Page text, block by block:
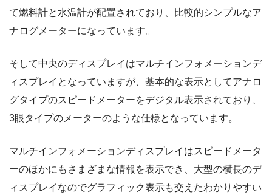
て燃料計と水温計が配置されており、比較的シンプルなア
ナログメーターになっています。
そして中央のディスプレイはマルチインフォメーションデ
ィスプレイとなっていますが、基本的な表示としてアナロ
グタイプのスピードメーターをデジタル表示されており、
3眼タイプのメーターのような仕様となっています。
マルチインフォメーションディスプレイはスピードメータ
ーのほかにもさまざまな情報を表示でき、大型の横長のデ
ィスプレイなのでグラフィック表示も交えたわかりやすい